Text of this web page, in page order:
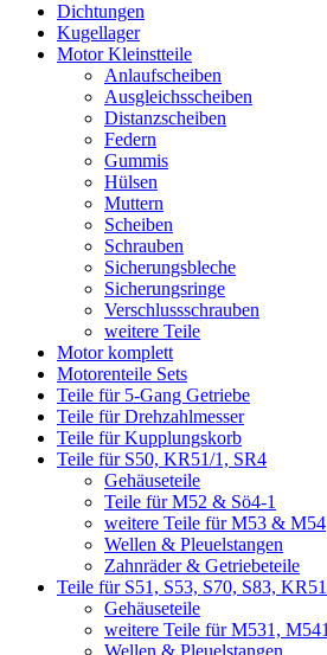
Dichtungen
Kugellager
Motor Kleinstteile
Anlaufscheiben
Ausgleichsscheiben
Distanzscheiben
Federn
Gummis
Hülsen
Muttern
Scheiben
Schrauben
Sicherungsbleche
Sicherungsringe
Verschlussschrauben
weitere Teile
Motor komplett
Motorenteile Sets
Teile für 5-Gang Getriebe
Teile für Drehzahlmesser
Teile für Kupplungskorb
Teile für S50, KR51/1, SR4
Gehäuseteile
Teile für M52 & Sö4-1
weitere Teile für M53 & M54
Wellen & Pleuelstangen
Zahnräder & Getriebeteile
Teile für S51, S53, S70, S83,
Gehäuseteile
weitere Teile für M531,
Wellen & Pleuelstangen